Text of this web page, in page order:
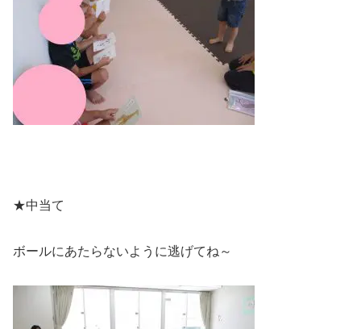
★中当て
ボールにあたらないように逃げてね～